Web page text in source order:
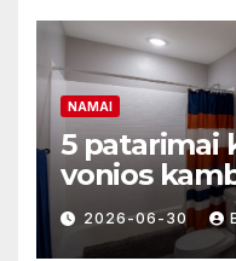
NAMAI
5 patarimai
vonios
mažoms
2026-06-30